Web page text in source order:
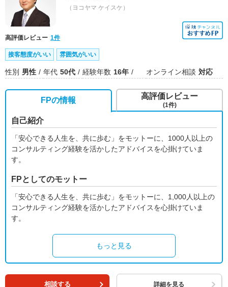
（ヨコヤマ ケイスケ）
高評価レビュー 1件
接客態度がいい 雰囲気がいい
性別 男性 年代 50代 経験年数 16年 オンライン相談 対応
FPの情報
自己紹介
「安心できる人生を、共に歩む」をモットーに、1000人以上の
コンサルティング経験を活かしたアドバイスを心掛けていま
す。
FPとしてのモットー
「安心できる人生を、共に歩む」をモットーに、1,000人以上の
コンサルティング経験を活かしたアドバイスを心掛けていま
す。
もっと見る
高評価レビュー
(1件)
相談する 詳細を見る